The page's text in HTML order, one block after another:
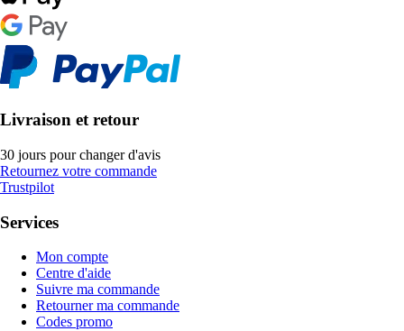
Livraison et retour
30 jours pour changer d'avis
Retournez votre commande
Trustpilot
Services
Mon compte
Centre d'aide
Suivre ma commande
Retourner ma commande
Codes promo